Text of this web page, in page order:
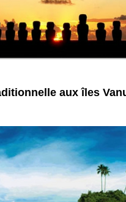
aux îles